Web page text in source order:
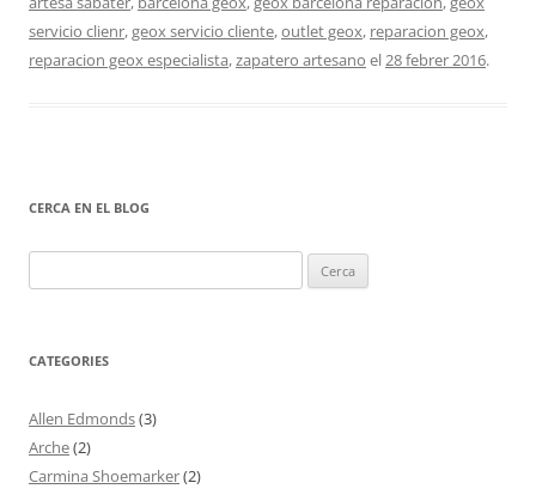
servicio clienr,geox servicio cliente,outlet geox, reparacion geox,
reparacion geox especialista,zapatero artesano el28 febrer 2016.
CERCA EN EL BLOG
CATEGORIES
Allen Edmonds(3)
Arche(2)
Carmina Shoemarker(2)